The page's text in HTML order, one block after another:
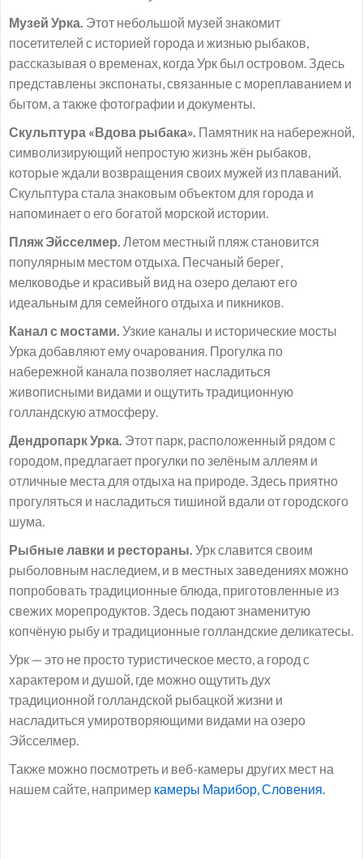
Музей Урка. Этот небольшой музей знакомит
посетителей с историей города и жизнью рыбаков,
рассказывая о временах, когда Урк был островом. Здесь
представлены экспонаты, связанные с мореплаванием и
бытом, а также фотографии и документы.
Скульптура «Вдова рыбака». Памятник на набережной,
символизирующий непростую жизнь жён рыбаков,
которые ждали возвращения своих мужей из плаваний.
Скульптура стала знаковым объектом для города и
напоминает о его богатой морской истории.
Пляж Эйсселмер. Летом местный пляж становится
популярным местом отдыха. Песчаный берег,
мелководье и красивый вид на озеро делают его
идеальным для семейного отдыха и пикников.
Канал с мостами. Узкие каналы и исторические мосты
Урка добавляют ему очарования. Прогулка по
набережной канала позволяет насладиться
живописными видами и ощутить традиционную
голландскую атмосферу.
Дендропарк Урка. Этот парк, расположенный рядом с
городом, предлагает прогулки по зелёным аллеям и
отличные места для отдыха на природе. Здесь приятно
прогуляться и насладиться тишиной вдали от городского
шума.
Рыбные лавки и рестораны. Урк славится своим
рыболовным наследием, и в местных заведениях можно
попробовать традиционные блюда, приготовленные из
свежих морепродуктов. Здесь подают знаменитую
копчёную рыбу и традиционные голландские деликатесы.
Урк — это не просто туристическое место, а город с
характером и душой, где можно ощутить дух
традиционной голландской рыбацкой жизни и
насладиться умиротворяющими видами на озеро
Эйсселмер.
Также можно посмотреть и веб-камеры других мест на
нашем сайте, например камеры Марибор, Словения.